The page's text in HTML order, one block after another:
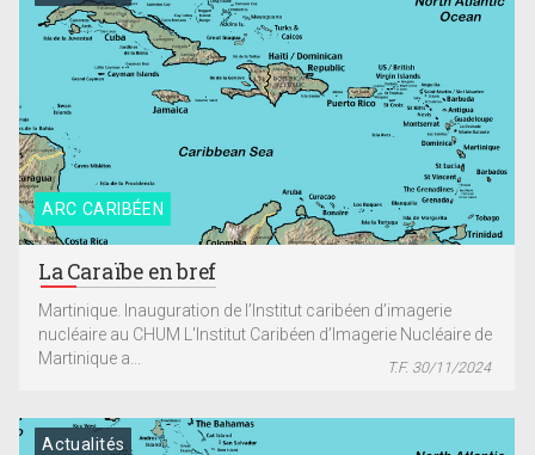
ARC CARIBÉEN
La Caraïbe en bref
Martinique. Inauguration de l’Institut caribéen d’imagerie
nucléaire au CHUM L'Institut Caribéen d’Imagerie Nucléaire de
Martinique a...
T.F. 30/11/2024
Actualités